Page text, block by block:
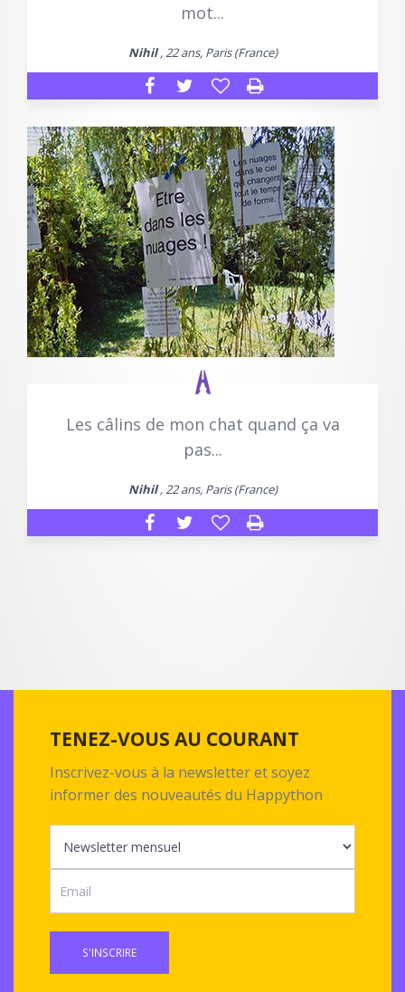
mot...
Nihil, 22 ans, Paris (France)
Les câlins de mon chat quand ça va
pas...
Nihil, 22 ans, Paris (France)
TENEZ-VOUS AU COURANT
Inscrivez-vous à la newsletter et soyez
informer des nouveautés du Happython
S'INSCRIRE